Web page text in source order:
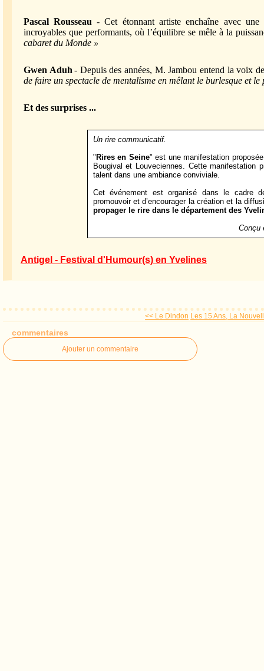
Pascal Rousseau - Cet étonnant artiste enchaîne avec
incroyables que performants, où l’équilibre se mêle à la
cabaret du Monde »
Gwen Aduh - Depuis des années, M. Jambou entend la voix
de faire un spectacle de mentalisme en mêlant le burlesque et
Et des surprises ...
Un rire communicatif.
" Rires en Seine" est une manifestation
Bougival et Louveciennes. Cette manifestation
talent dans une ambiance conviviale.
Cet événement est organisé dans le cadre
promouvoir et d’encourager la création et la
propager le rire dans le département des
Conçu
Antigel - Festival d'Humour(s) en Yvelines
<< Le Dindon Les 15 Ans, La
commentaires
Ajouter un commentaire